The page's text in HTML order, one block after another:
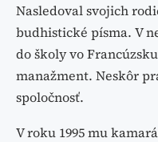
Nasledoval svojich
budhistické písma. V
do školy vo
manažment. Neskôr
spoločnosť.
V roku 1995 mu